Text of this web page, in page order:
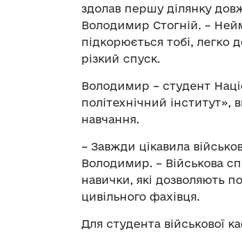
здолав першу ділянку
Володимир Стогній. –
підкорюється тобі, легко
різкий спуск.
Володимир – студент
політехнічний
навчання.
– Завжди цікавила
Володимир. – Військова
навички, які дозволяють
цивільного фахівця.
Для студента військової